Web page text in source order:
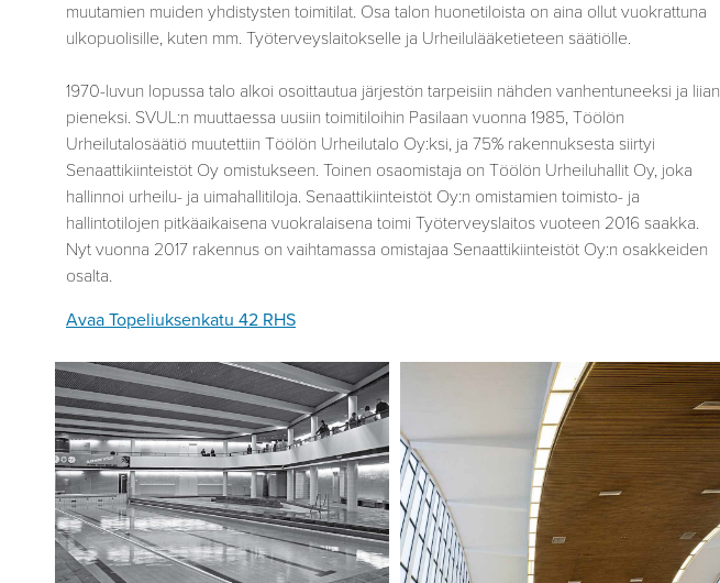
muutamien muiden yhdistysten toimitilat. Osa talon huonetiloista on aina ollut vuokrattuna
ulkopuolisille, kuten mm. Työterveyslaitokselle ja Urheilulääketieteen säätiölle.
1970-luvun lopussa talo alkoi osoittautua järjestön tarpeisiin nähden vanhentuneeksi ja liian
pieneksi. SVUL:n muuttaessa uusiin toimitiloihin Pasilaan vuonna 1985, Töölön
Urheilutalosäätiö muutettiin Töölön Urheilutalo Oy:ksi, ja 75% rakennuksesta siirtyi
Senaattikiinteistöt Oy omistukseen. Toinen osaomistaja on Töölön Urheiluhallit Oy, joka
hallinnoi urheilu- ja uimahallitiloja. Senaattikiinteistöt Oy:n omistamien toimisto- ja
hallintotilojen pitkäaikaisena vuokralaisena toimi Työterveyslaitos vuoteen 2016 saakka.
Nyt vuonna 2017 rakennus on vaihtamassa omistajaa Senaattikiinteistöt Oy:n osakkeiden
osalta.
Avaa Topeliuksenkatu 42 RHS